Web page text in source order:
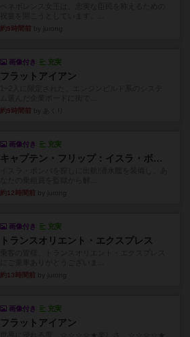
約9時間前
画像付き 充実
フラットアイアン
約9時間前
画像付き 充実
キャプテン・フリップ：イスラ・ボンバ
約12時間前
画像付き 充実
トランスオリエント・エクスプレス
約13時間前
画像付き 充実
フラットアイアン